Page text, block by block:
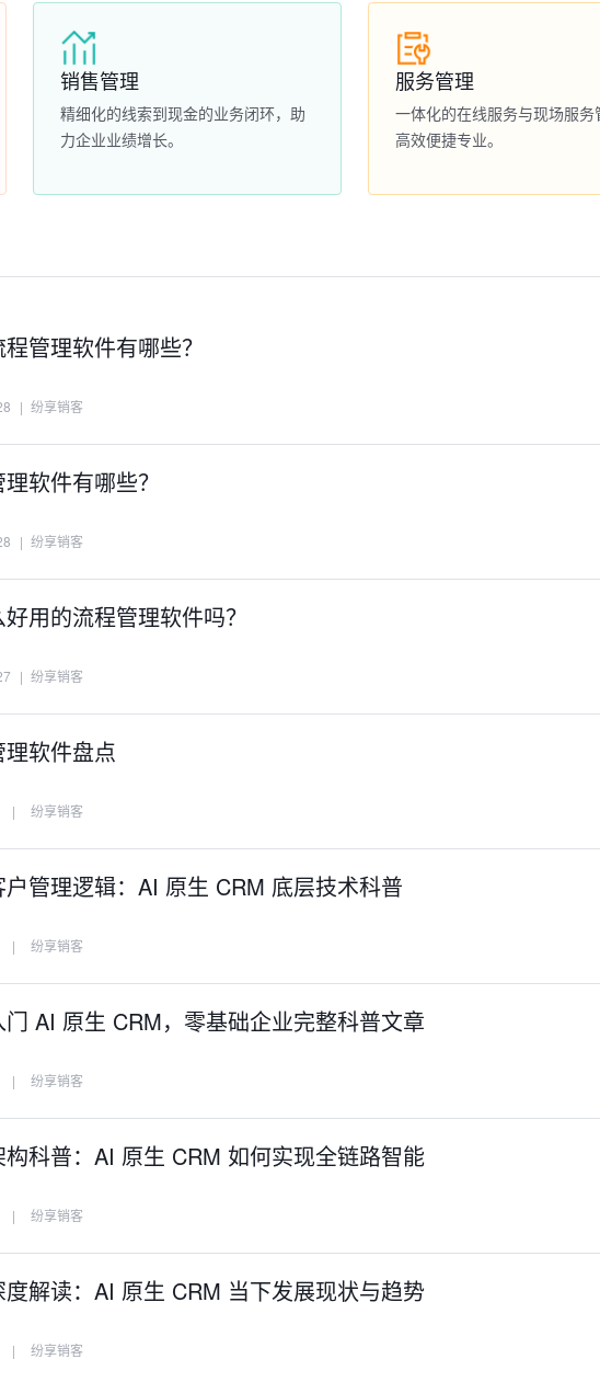
销售管理
精细化的线索到现金的业务闭环，助
力企业业绩增长。
服务管理
一体化的在线服务与现场服务
高效便捷专业。
管理软件有哪些？
| 纷享销客
软件有哪些？
| 纷享销客
用的流程管理软件吗？
| 纷享销客
软件盘点
| 纷享销客
户管理逻辑：AI 原生 CRM 底层技术科普
| 纷享销客
门 AI 原生 CRM，零基础企业完整科普文章
| 纷享销客
构科普：AI 原生 CRM 如何实现全链路智能
| 纷享销客
解读：AI 原生 CRM 当下发展现状与趋势
| 纷享销客